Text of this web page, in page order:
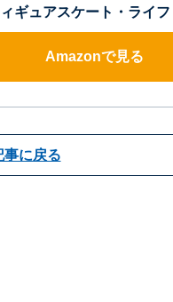
ギュアスケート・ライフ
Amazonで見る
事に戻る